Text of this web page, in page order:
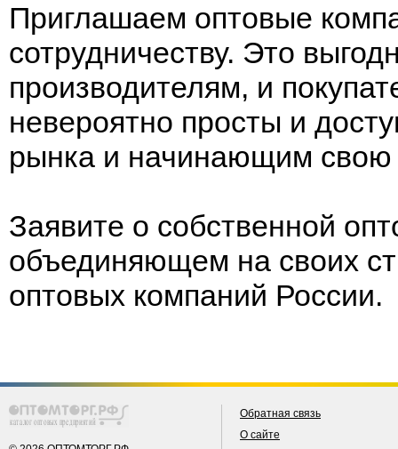
Приглашаем оптовые
сотрудничеству. Это
производителям, и
невероятно просты и
рынка и начинающим
Заявите о собственной
объединяющем на своих
оптовых компаний России.
Обратная связь
О сайте